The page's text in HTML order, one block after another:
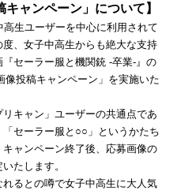
ャンペーン」について】
高生ユーザーを中心に利用されて
、女子中高生からも絶大な支持
セーラー服と機関銃 -卒業-』の
投稿キャンペーン」を実施いた
キャン」ユーザーの共通点であ
セーラー服と○○」というかたち
ャンペーン終了後、応募画像の
たします。
るとの噂で女子中高生に大人気